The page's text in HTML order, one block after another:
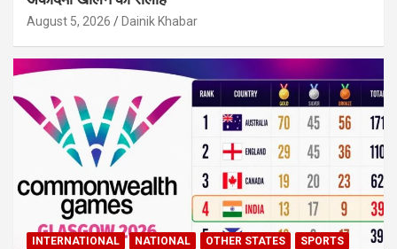
August 5, 2026 Dainik Khabar
INTERNATIONAL NATIONAL OTHER STATES
SPORTS